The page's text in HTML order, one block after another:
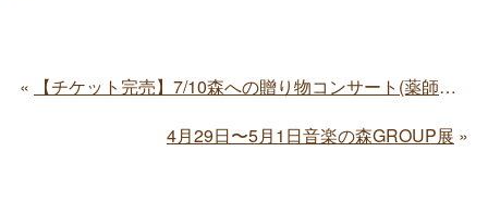
【チケット完売】7/10森への贈り物コンサート(薬師寺)
4月29日〜5月1日音楽の森GROUP展